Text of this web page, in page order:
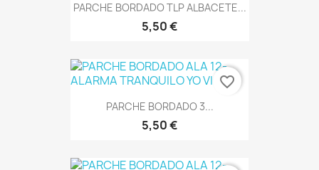
PARCHE BORDADO TLP ALBACETE...
5,50 €
PARCHE BORDADO 3...
5,50 €
favorite_border